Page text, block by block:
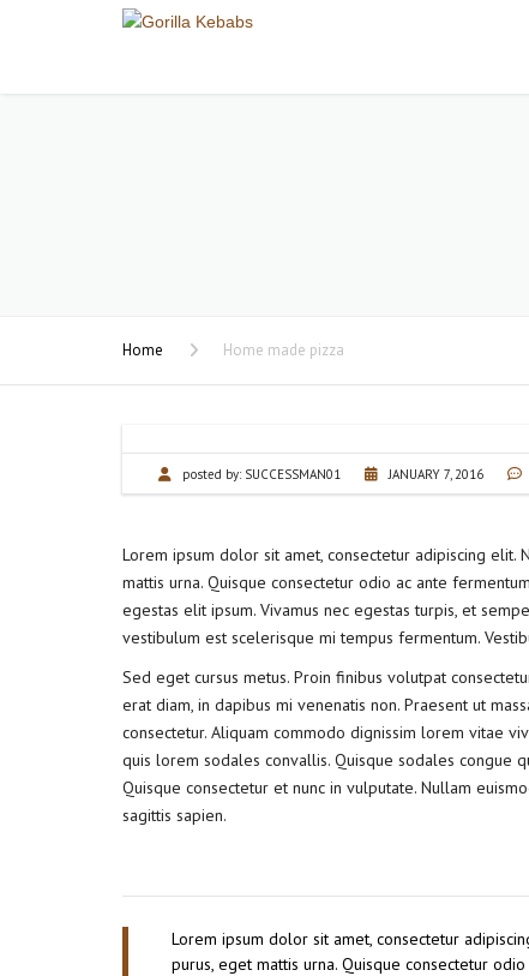
Home Home made pizza
posted by:SUCCESSMAN01 JANUARY 7, 2016
Lorem ipsum dolor sit amet, consectetur adipiscing elit.
mattis urna. Quisque consectetur odio ac ante
egestas elit ipsum. Vivamus nec egestas turpis, et
vestibulum est scelerisque mi tempus fermentum.
Sed eget cursus metus. Proin finibus volutpat
erat diam, in dapibus mi venenatis non. Praesent ut
consectetur. Aliquam commodo dignissim lorem vitae
quis lorem sodales convallis. Quisque sodales congue
Quisque consectetur et nunc in vulputate. Nullam
sagittis sapien.
Lorem ipsum dolor sit amet, consectetur
purus, eget mattis urna. Quisque consectetur